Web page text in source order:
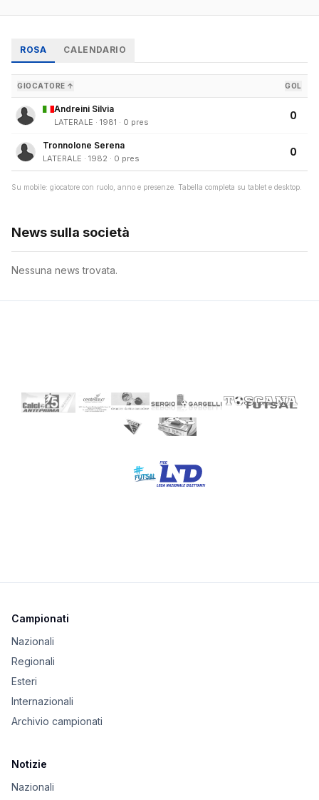
ROSA CALENDARIO
GIOCATORE ↑ GOL
Andreini Silvia
LATERALE · 1981 · 0 pres
0
Tronnolone Serena
LATERALE · 1982 · 0 pres
0
Su mobile: giocatore con ruolo, anno e presenze. Tabella completa su tablet e desktop.
News sulla società
Nessuna news trovata.
Campionati
Nazionali
Regionali
Esteri
Internazionali
Archivio campionati
Notizie
Nazionali